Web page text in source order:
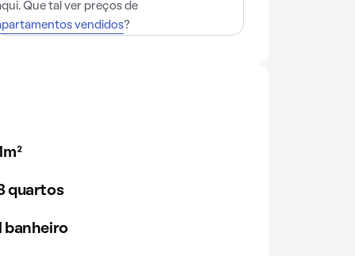
Que tal ver preços de
vendidos?
quartos
banheiro